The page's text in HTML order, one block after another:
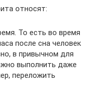
относят:
То есть во время
после сна человек
в привычном для
выполнить даже
переложить